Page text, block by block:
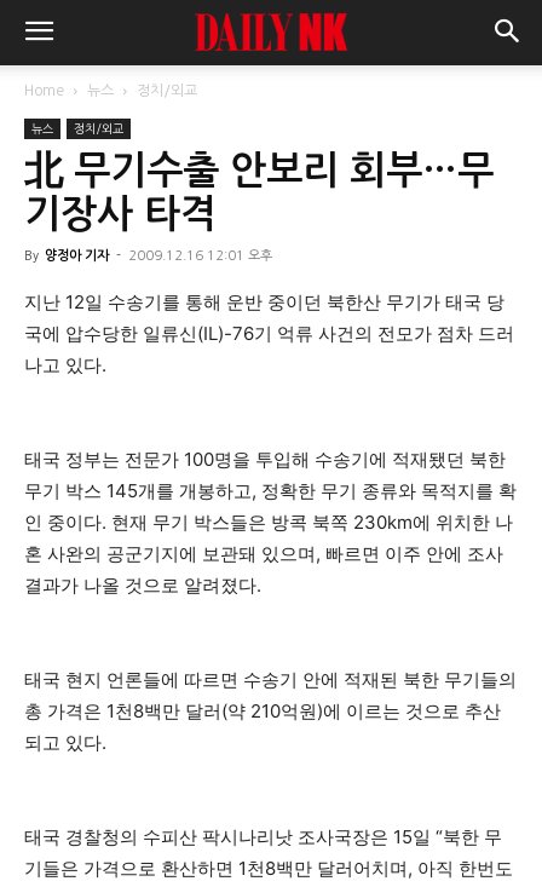
Home 뉴스 정치/외교
뉴스 정치/외교
北 무기수출 안보리 회부…무
기장사 타격
By 양정아 기자 - 2009.12.16 12:01 오후
지난 12일 수송기를 통해 운반 중이던 북한산 무기가 태국 당
국에 압수당한 일류신(IL)-76기 억류 사건의 전모가 점차 드러
나고 있다.
태국 정부는 전문가 100명을 투입해 수송기에 적재됐던 북한
무기 박스 145개를 개봉하고, 정확한 무기 종류와 목적지를 확
인 중이다. 현재 무기 박스들은 방콕 북쪽 230km에 위치한 나
혼 사완의 공군기지에 보관돼 있으며, 빠르면 이주 안에 조사
결과가 나올 것으로 알려졌다.
태국 현지 언론들에 따르면 수송기 안에 적재된 북한 무기들의
총 가격은 1천8백만 달러(약 210억원)에 이르는 것으로 추산
되고 있다.
태국 경찰청의 수피산 팍시나리낫 조사국장은 15일 “북한 무
기들은 가격으로 환산하면 1천8백만 달러어치며, 아직 한번도